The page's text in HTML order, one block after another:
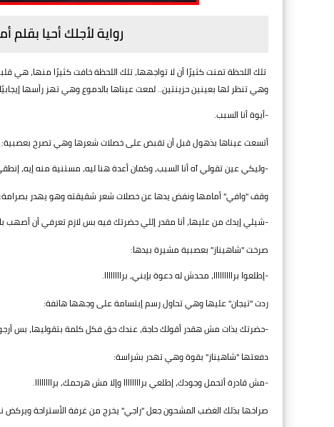
رواية لأجلك أحيا
تلك اللحظة تمنت كثيرًا أن لا تواجهها، تلك اللحظة خافت كثيرًا منها،
وهي تنظر لها بعينين حزينتين.. لمعت عيناها بالدموع وهي تهز رأسها
-أيوة أنا السبب.
أتسعت عيناها بذهول قبل أن تقبض على خصلات شعرها وهي تصرخ بعصبية:
-وليكي عين تقولي آه أنا السبب، وكمان أعدة هنا ليه، مستنية منه إيه،
وقف "وافي" أمامها ونفض يدها عن خصلات شعر شقيقته وهو يهدر بصرامة:
-شيلي إيدك من عليها، أنا مقدر إللي حضرتك فيه بس لازم تعرفي أن
صرخت "شاهيناز" بعصبية مشيرة بيدها:
-إطلعوا برااااااااا، محدش له دعوة بإبني، براااااااا.
ردت "تيجان" عليها وهي تحاول رسم إبتسامة على وجهها هاتفة:
-حضرتك بذات مش هقدر أقولك حاجة، عندك حق فكل كلمة بتقوليها، بس
دفعتها "شاهيناز" بقوة وهي تهدر بشراسة:
-مش قادرة أتحمل وجودك، إطلعي براااااااا وإلا مش هرحمك، براااااااا.
صراخها بذلك الغضب المشحون جعل "راجي" يخرج من غرفة الأستراحة ويركض